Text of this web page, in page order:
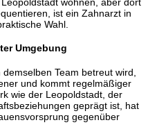
ist ein Zahnarzt in
Wahl.
Umgebung
Team betreut wird,
und kommt regelmäßiger
wie der Leopoldstadt, der
geprägt ist, hat
gegenüber